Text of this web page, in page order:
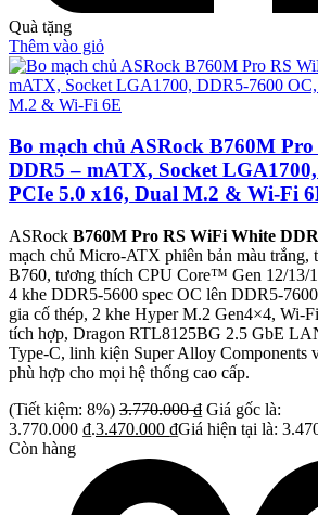
Quà tặng
Thêm vào giỏ
Bo mạch chủ ASRock B760M
DDR5 – mATX, Socket
PCIe 5.0 x16, Dual M.2 & Wi-Fi
ASRock B760M Pro RS WiFi White
mạch chủ Micro-ATX phiên bản màu trắng,
B760, tương thích CPU Core™ Gen 12/13/
4 khe DDR5-5600 spec OC lên DDR5-
gia cố thép, 2 khe Hyper M.2 Gen4×4, Wi-
tích hợp, Dragon RTL8125BG 2.5 GbE
Type-C, linh kiện Super Alloy Components
phù hợp cho mọi hệ thống cao cấp.
(Tiết kiệm: 8%) 3.770.000₫ Giá gốc là:
3.770.000 ₫.3.470.000 ₫Giá hiện tại là:
Còn hàng